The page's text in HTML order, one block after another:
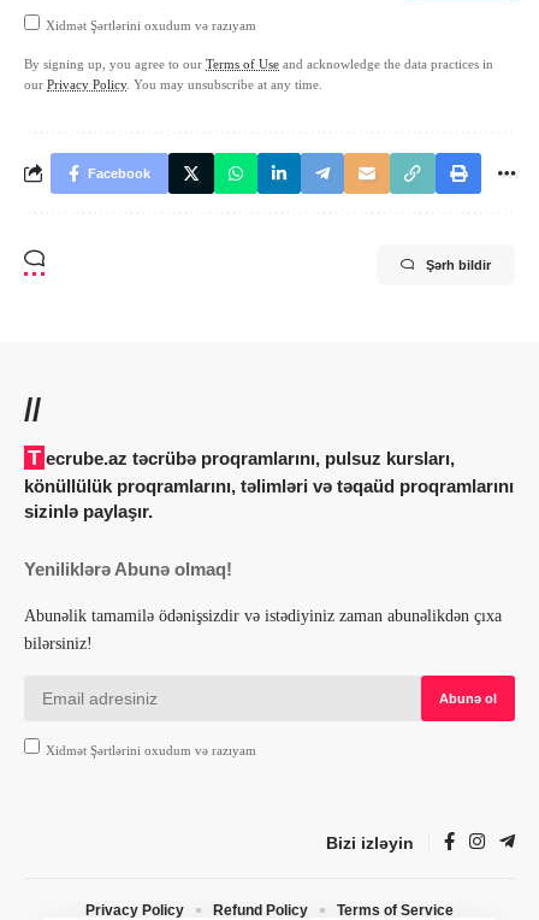
Xidmət Şərtlərini oxudum və razıyam
By signing up, you agree to our Terms of Use and acknowledge the data practices in
our Privacy Policy. You may unsubscribe at any time.
Facebook
Şərh bildir
//
Tecrube.az təcrübə proqramlarını, pulsuz kursları,
könüllülük proqramlarını, təlimləri və təqaüd proqramlarını
sizinlə paylaşır.
Yeniliklərə Abunə olmaq!
Abunəlik tamamilə ödənişsizdir və istədiyiniz zaman abunəlikdən çıxa
bilərsiniz!
Xidmət Şərtlərini oxudum və razıyam
Bizi izləyin
Privacy Policy Refund Policy Terms of Service